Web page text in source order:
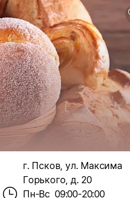
г. Псков, ул. Максима
Горького, д. 20
Пн-Вс 09:00-20:00